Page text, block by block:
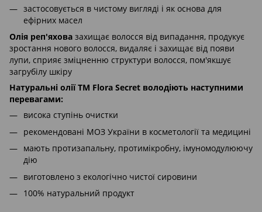
застосовується в чистому вигляді і як основа для
ефірних масел
Олія реп'яхова захищає волосся від випадання, продукує
зростання нового волосся, видаляє і захищає від появи
лупи, сприяє зміцненню структури волосся, пом'якшує
загрубілу шкіру
Натуральні олії ТМ Flora Secret володіють наступними
перевагами:
висока ступінь очистки
рекомендовані МОЗ України в косметології та медицині
мають протизапальну, протимікробну, імуномодулюючу
дію
виготовлено з екологічно чистої сировини
100% натуральний продукт